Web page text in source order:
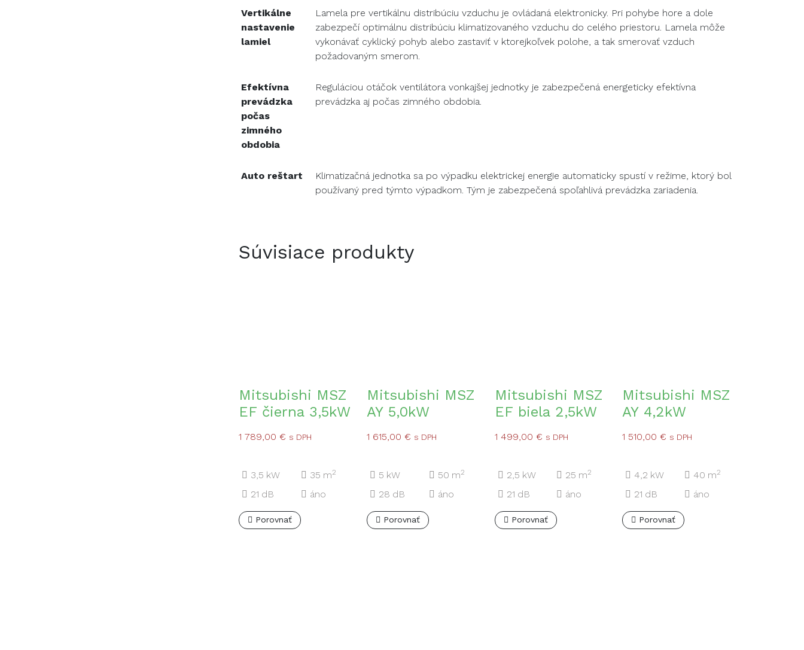
Vertikálne
nastavenie
lamiel
Lamela pre vertikálnu distribúciu vzduchu je ovládaná elektronicky. Pri pohybe hore a dole
zabezpečí optimálnu distribúciu klimatizovaného vzduchu do celého priestoru. Lamela môže
vykonávať cyklický pohyb alebo zastaviť v ktorejkoľvek polohe, a tak smerovať vzduch
požadovaným smerom.
Efektívna
prevádzka
počas
zimného
obdobia
Reguláciou otáčok ventilátora vonkajšej jednotky je zabezpečená energeticky efektívna
prevádzka aj počas zimného obdobia.
Auto reštart
Klimatizačná jednotka sa po výpadku elektrickej energie automaticky spustí v režime, ktorý bol
používaný pred týmto výpadkom. Tým je zabezpečená spoľahlivá prevádzka zariadenia.
Súvisiace produkty
Mitsubishi MSZ
EF čierna 3,5kW
1 789,00 € s DPH
3,5 kW 35 m2
21 dB áno
Porovnať
Mitsubishi MSZ
AY 5,0kW
1 615,00 € s DPH
5 kW 50 m2
28 dB áno
Porovnať
Mitsubishi MSZ
EF biela 2,5kW
1 499,00 € s DPH
2,5 kW 25 m2
21 dB áno
Porovnať
Mitsubishi MSZ
AY 4,2kW
1 510,00€ s DPH
4,2 kW 40 m2
21 dB áno
Porovnať